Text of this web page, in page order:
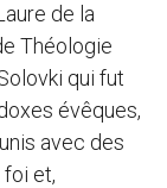
de la
Théologie
qui fut
évêques,
avec des
et,